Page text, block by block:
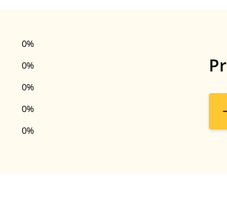
0%
0%
0%
0%
0%